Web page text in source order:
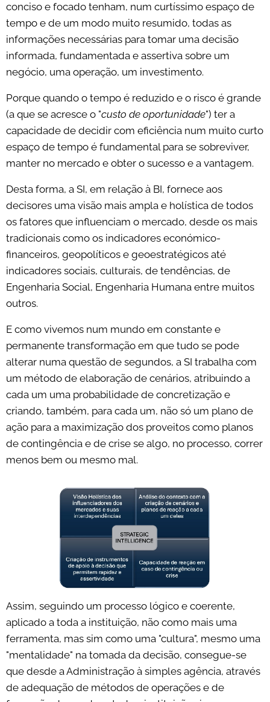
conciso e focado tenham, num curtíssimo espaço de
tempo e de um modo muito resumido, todas as
informações necessárias para tomar uma decisão
informada, fundamentada e assertiva sobre um
negócio, uma operação, um investimento.
Porque quando o tempo é reduzido e o risco é grande
(a que se acresce o "custo de oportunidade") ter a
capacidade de decidir com eficiência num muito curto
espaço de tempo é fundamental para se sobreviver,
manter no mercado e obter o sucesso e a vantagem.
Desta forma, a SI, em relação à BI, fornece aos
decisores uma visão mais ampla e holística de todos
os fatores que influenciam o mercado, desde os mais
tradicionais como os indicadores económico-
financeiros, geopolíticos e geoestratégicos até
indicadores sociais, culturais, de tendências, de
Engenharia Social, Engenharia Humana entre muitos
outros.
E como vivemos num mundo em constante e
permanente transformação em que tudo se pode
alterar numa questão de segundos, a SI trabalha com
um método de elaboração de cenários, atribuindo a
cada um uma probabilidade de concretização e
criando, também, para cada um, não só um plano de
ação para a maximização dos proveitos como planos
de contingência e de crise se algo, no processo, correr
menos bem ou mesmo mal.
Assim, seguindo um processo lógico e coerente,
aplicado a toda a instituição, não como mais uma
ferramenta, mas sim como uma "cultura", mesmo uma
"mentalidade" na tomada da decisão, consegue-se
que desde a Administração à simples agência, através
de adequação de métodos de operações e de